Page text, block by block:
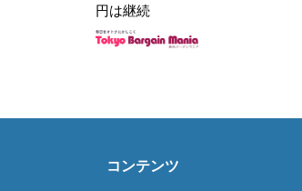
円は継続
コンテンツ